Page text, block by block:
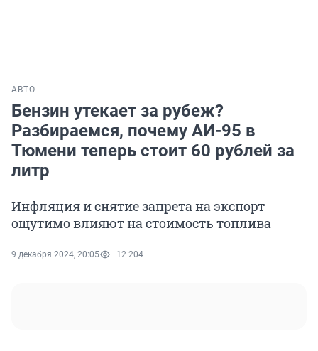
АВТО
Бензин утекает за рубеж?
Разбираемся, почему АИ-95 в
Тюмени теперь стоит 60 рублей за
литр
Инфляция и снятие запрета на экспорт
ощутимо влияют на стоимость топлива
9 декабря 2024, 20:05 12 204